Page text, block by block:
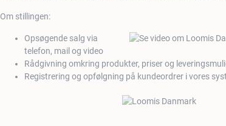
Om stillingen:
Opsøgende salg via
telefon, mail og video
Rådgivning omkring produkter, priser og
Registrering og opfølgning på kundeordrer i vores